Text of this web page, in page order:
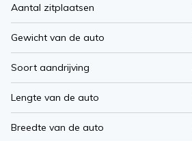
Aantal zitplaatsen
Gewicht van de auto
Soort aandrijving
Lengte van de auto
Breedte van de auto